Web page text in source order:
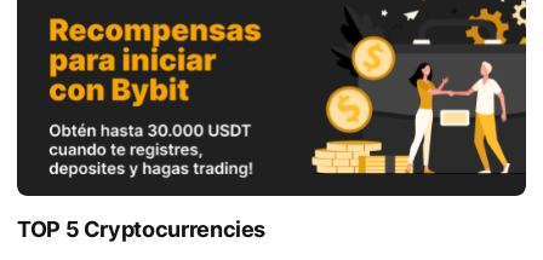
TOP 5 Cryptocurrencies